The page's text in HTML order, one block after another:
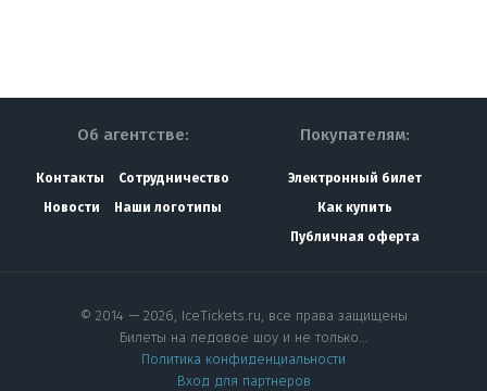
Об агентстве:
Контакты
Сотрудничество
Новости
Наши логотипы
Покупателям:
Электронный билет
Как купить
Публичная оферта
© 2014 — 2026, IceTickets.ru, все права защищены
Билеты на ледовое шоу и не только…
Политика конфиденциальности
Вход для партнеров